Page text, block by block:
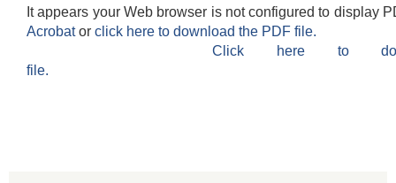
It appears your Web browser is not configured to display
Acrobator click here to download the PDF file.
Click here to
file.